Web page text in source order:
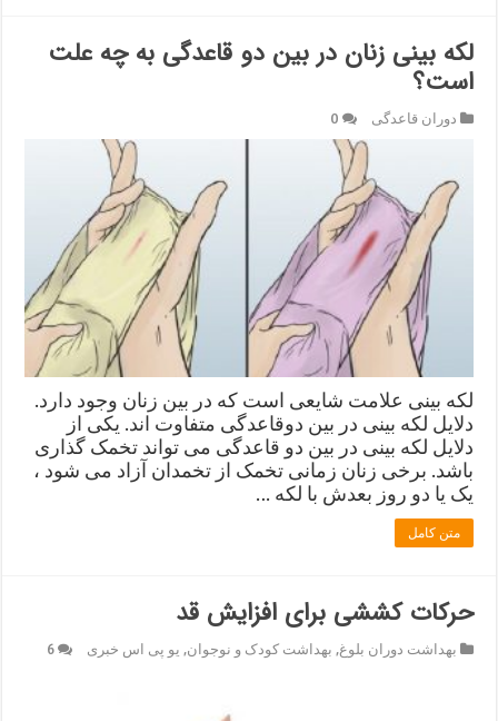
لکه بینی زنان در بین دو قاعدگی به چه علت
است؟
دوران قاعدگی 0
لکه بینی علامت شایعی است که در بین زنان وجود دارد.
دلایل لکه بینی در بین دوقاعدگی متفاوت اند. یکی از
دلایل لکه بینی در بین دو قاعدگی می تواند تخمک گذاری
باشد. برخی زنان زمانی تخمک از تخمدان آزاد می شود ،
یک یا دو روز بعدش با لکه …
متن کامل
حرکات کششی برای افزایش قد
بهداشت دوران بلوغ, بهداشت کودک و نوجوان, یو پی اس خبری 6